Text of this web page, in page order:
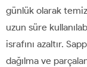
günlük olarak
uzun süre
israfını azaltır.
dağılma ve